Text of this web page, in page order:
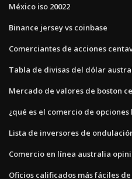
México iso 20022
Binance jersey vs coinbase
Comerciantes de acciones
Tabla de divisas del dólar
Mercado de valores de boston
¿qué es el comercio de opciones
Lista de inversores de
Comercio en línea australia
Oficios calificados más fáciles